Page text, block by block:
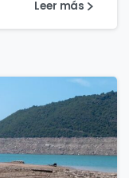
Leer más